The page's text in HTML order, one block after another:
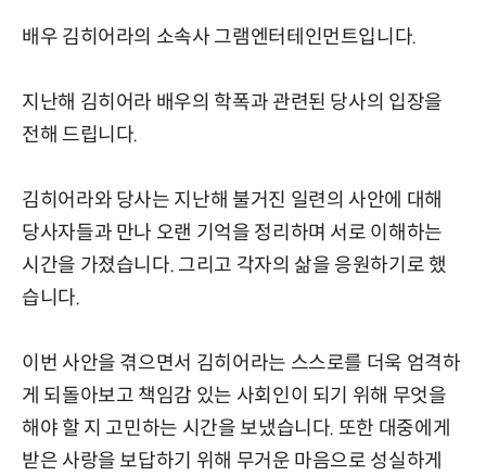
배우 김히어라의 소속사 그램엔터테인먼트입니다.
지난해 김히어라 배우의 학폭과 관련된 당사의 입장을
전해 드립니다.
김히어라와 당사는 지난해 불거진 일련의 사안에 대해
당사자들과 만나 오랜 기억을 정리하며 서로 이해하는
시간을 가졌습니다. 그리고 각자의 삶을 응원하기로 했
습니다.
이번 사안을 겪으면서 김히어라는 스스로를 더욱 엄격하
게 되돌아보고 책임감 있는 사회인이 되기 위해 무엇을
해야 할 지 고민하는 시간을 보냈습니다. 또한 대중에게
받은 사랑을 보답하기 위해 무거운 마음으로 성실하게